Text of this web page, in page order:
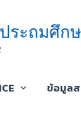
ะถมศึกษ
ข้อมูล